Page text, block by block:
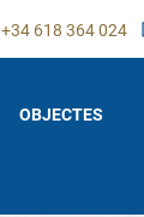
+34 618 364 024
OBJECTES